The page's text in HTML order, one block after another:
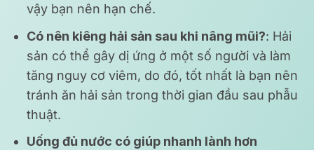
vậy bạn nên hạn chế.
Có nên kiêng hải sản sau khi nâng mũi?: Hải
sản có thể gây dị ứng ở một số người và làm
tăng nguy cơ viêm, do đó, tốt nhất là bạn nên
tránh ăn hải sản trong thời gian đầu sau phẫu
thuật.
Uống đủ nước có giúp nhanh lành hơn